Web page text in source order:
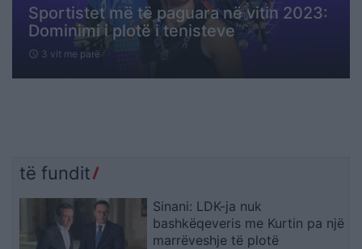
Sportistet më të paguara në vitin 2023:
Dominimi i plotë i tenisteve
schedule 3 vit me parë
të fundit
Sinani: LDK-ja nuk
bashkëqeveris me Kurtin pa një
marrëveshje të plotë